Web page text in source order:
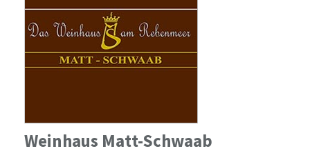
Weinhaus Matt-Schwaab